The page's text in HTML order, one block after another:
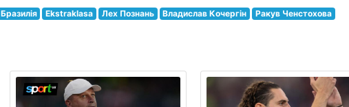
Бразилія Ekstraklasa Лех Познань Владислав Кочергін
Ракув Ченстохова